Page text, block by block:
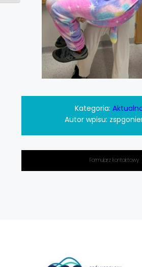
Kategoria:
Autor wpisu:
Formularz kontaktowy